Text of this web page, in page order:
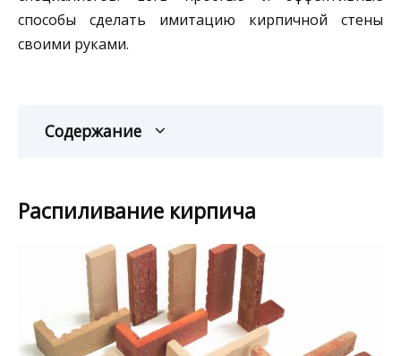
способы сделать имитацию кирпичной стены
своими руками.
Содержание
Распиливание кирпича